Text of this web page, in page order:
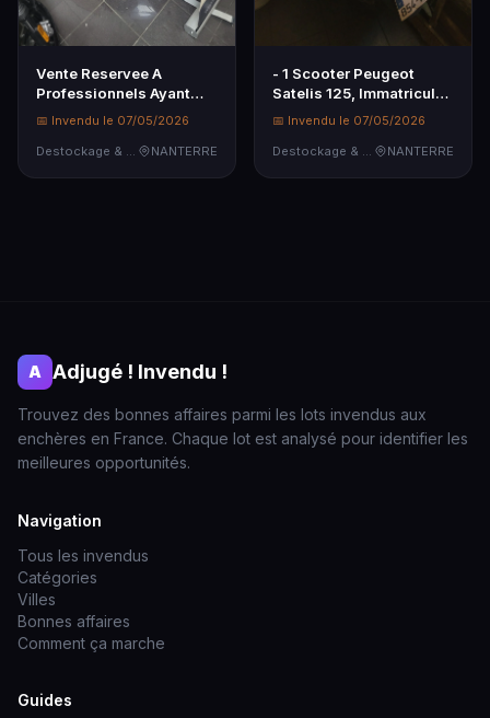
Vente Reservee A
Professionnels Ayant
Une Attestation DE Cen…
📅 Invendu le 07/05/2026
NANTERRE
- 1 Scooter Peugeot
Satelis 125, Immatricule :
CT-854-YV, DU…
📅 Invendu le 07/05/2026
NANTERRE
A Adjugé ! Invendu !
Trouvez des bonnes affaires parmi les lots invendus aux
enchères en France. Chaque lot est analysé pour identifier les
meilleures opportunités.
Navigation
Tous les invendus
Catégories
Villes
Bonnes affaires
Comment ça marche
Guides